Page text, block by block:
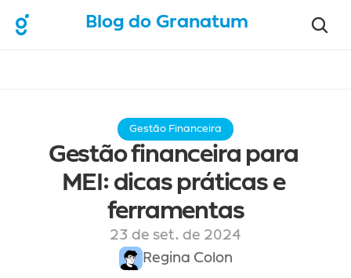
Blog do Granatum
Gestão Financeira
Gestão financeira para
MEI: dicas práticas e
ferramentas
23 de set. de 2024
Regina Colon